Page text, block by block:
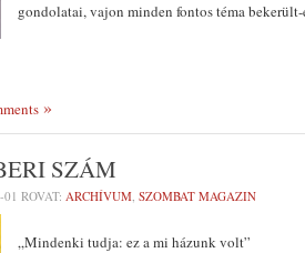
gondolatai, vajon minden fontos téma
SZÁM
01 ROVAT: ARCHÍVUM, SZOMBAT MAGAZIN
„Mindenki tudja: ez a mi házunk volt”